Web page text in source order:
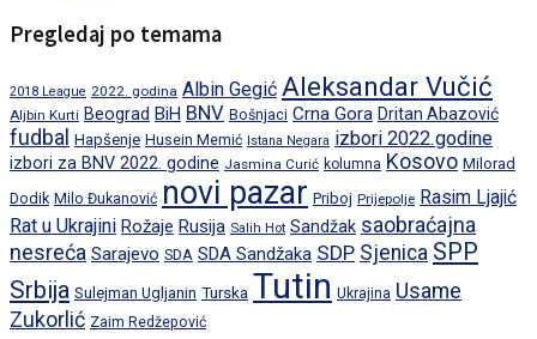
Pregledaj po temama
2018 League 2022. godina Albin Gegić Aleksandar Vučić
Aljbin Kurti Beograd BiH BNV Bošnjaci Crna Gora Dritan Abazović
fudbal Hapšenje Husein Memić Istana Negara izbori 2022.godine
izbori za BNV 2022. godine Jasmina Curić kolumna Kosovo Milorad
Dodik Milo Đukanović novi pazar Priboj Prijepolje Rasim Ljajić
Rat u Ukrajini Rožaje Rusija Salih Hot Sandžak saobraćajna
nesreća Sarajevo SDA SDA Sandžaka SDP Sjenica SPP
Srbija Sulejman Ugljanin Turska Tutin Ukrajina Usame
Zukorlić Zaim Redžepović